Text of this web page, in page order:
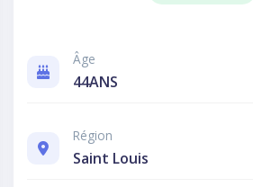
Âge
44ANS
Région
Saint Louis